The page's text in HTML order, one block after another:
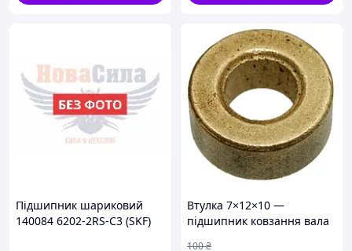
Підшипник шариковий
140084 6202-2RS-C3 (SKF)
Втулка 7×12×10 —
підшипник ковзання вала
100₴